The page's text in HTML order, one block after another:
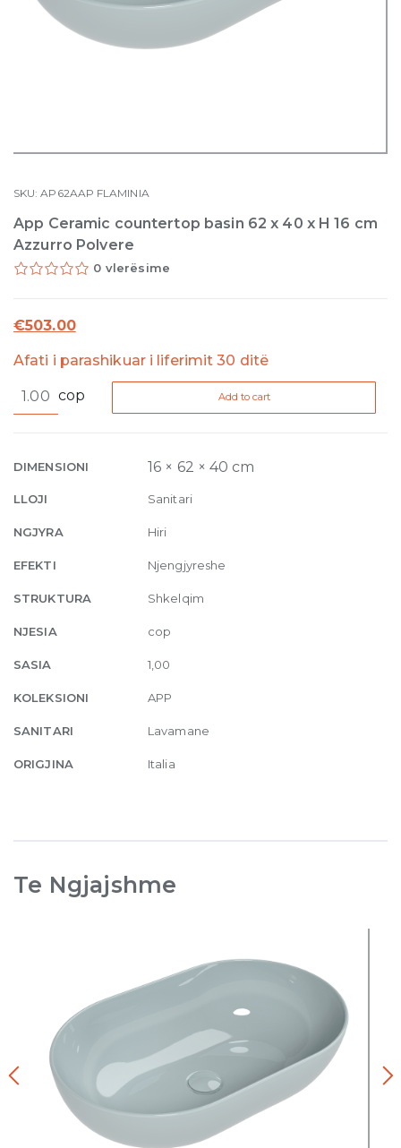
SKU:AP62AAP FLAMINIA
App Ceramic countertop basin 62 x 40 x H 16 cm
Azzurro Polvere
0 vlerësime
€503.00
Afati i parashikuar i liferimit 30 ditë
Ceramic
62
40
x
16
cm
Polvere
quantity
cop Add to cart
DIMENSIONI 16 × 62 × 40 cm
LLOJI Sanitari
NGJYRA Hiri
EFEKTI Njengjyreshe
STRUKTURA Shkelqim
NJESIA cop
SASIA 1,00
KOLEKSIONI APP
SANITARI Lavamane
ORIGJINA Italia
Te Ngjajshme